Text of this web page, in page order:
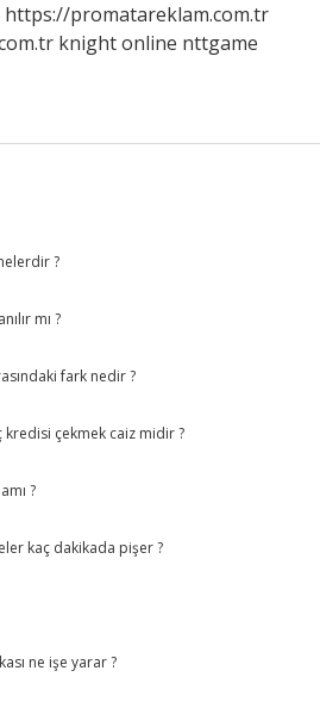
https://promatareklam.com.tr
knight online nttgame
?
mı ?
fark nedir ?
kredisi çekmek caiz midir ?
?
kaç dakikada pişer ?
ne işe yarar ?